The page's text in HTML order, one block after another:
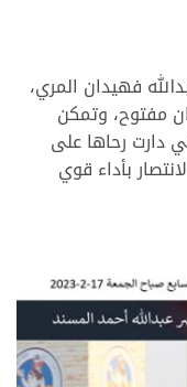
فهيدان المري،
مفتوح، وتمكن
دارت رحاها على
بأداء قوي